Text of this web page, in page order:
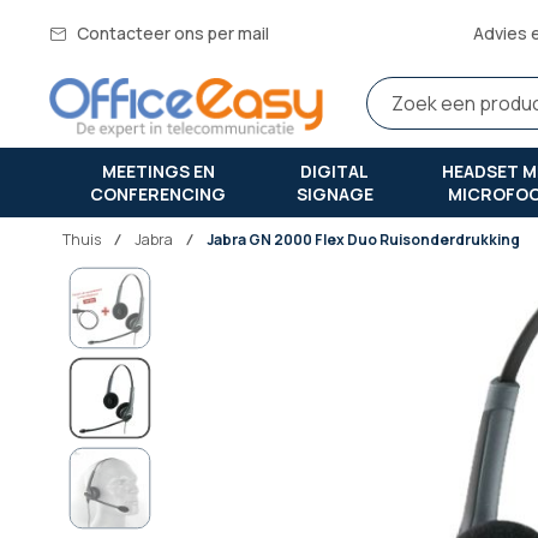
Contacteer ons per mail Advies
MEETINGS EN
CONFERENCING
DIGITAL
SIGNAGE
HEADSET
Thuis jabra Jabra GN 2000 Flex Duo Ruisonderdrukking
Ga
naar
het
einde
van
afbeeldingen-
gallerij